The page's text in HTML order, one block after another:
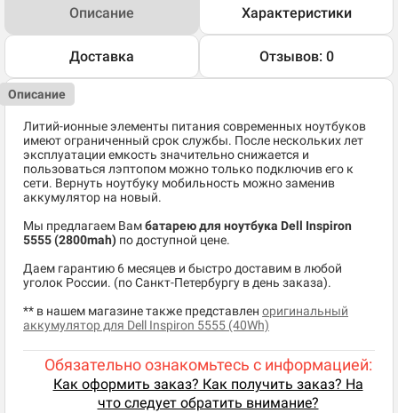
Описание Характеристики
Доставка Отзывов: 0
Описание
Литий-ионные элементы питания современных ноутбуков
имеют ограниченный срок службы. После нескольких лет
эксплуатации емкость значительно снижается и
пользоваться лэптопом можно только подключив его к
сети. Вернуть ноутбуку мобильность можно заменив
аккумулятор на новый.
Мы предлагаем Вамбатарею для ноутбука Dell Inspiron
5555 (2800mah) по доступной цене.
Даем гарантию 6 месяцев и быстро доставим в любой
уголок России. (по Санкт-Петербургу в день заказа).
** в нашем магазине также представлен оригинальный
аккумулятор для Dell Inspiron 5555 (40Wh)
Обязательно ознакомьтесь с информацией:
Как оформить заказ? Как получить заказ? На
что следует обратить внимание?